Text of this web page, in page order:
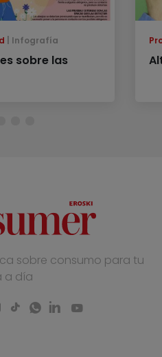
Infografía
sobre las
sobre consumo para tu
a día